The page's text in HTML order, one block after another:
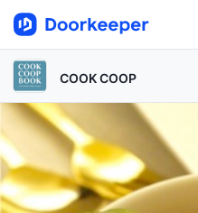
COOK COOP